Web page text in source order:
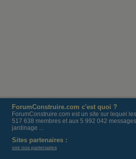
ForumConstruire.com c'est quoi ?
ForumConstruire.com est un site sur lequel
517 638 membres et aux 5 992 042
jardinage ...
Sites partenaires :
voir nos partenaires